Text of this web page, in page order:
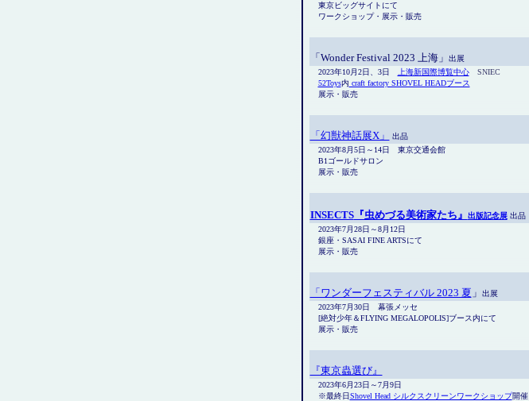
東京ビッグサイトにて
ワークショップ・展示・販売
「Wonder Festival 2023 上海」
出展
2023年10月2日、3日
上海新国際博覧中心
SNIEC
52Toys内 craft factory SHOVEL HEADブース
展示・販売
「幻獣神話展X」
出品
2023年8月5日～14日 東京交通会館
B1ゴールドサロン
展示・販売
INSECTS『虫めづる美術家たち』 出版記念展出品
2023年7月28日～8月12日
銀座・SASAI FINE ARTSにて
展示・販売
「ワンダーフェスティバル 2023 夏 」
出展
2023年7月30日 幕張メッセ
[絶対少年＆FLYING MEGALOPOLIS]ブース内にて
展示・販売
『東京蟲選び』
2023年6月23日～7月9日
※最終日Shovel Head シルクスクリーンワークショップ開催